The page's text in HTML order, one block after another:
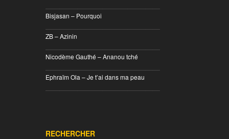
Bisjasan – Pourquoi
ZB – Azinin
Nicodème Gauthé – Ananou tché
Ephraïm Ola – Je t’ai dans ma peau
RECHERCHER